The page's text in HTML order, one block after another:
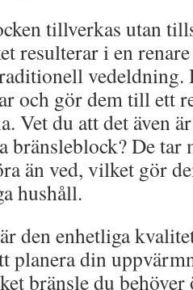
tillverkas utan
resulterar i en
vedeldning.
och gör dem till ett
Vet du att det även
bränsleblock? De
än ved, vilket gör
hushåll.
den enhetliga
planera din
bränsle du